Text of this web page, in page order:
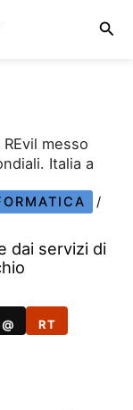
messo
Italia a
/
dai servizi di
@ RT